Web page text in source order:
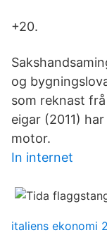
+20.
og
som reknast
eigar (2011)
motor.
In internet
italiens ekonomi